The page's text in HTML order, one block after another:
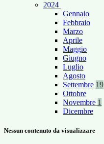
2024
Gennaio
Febbraio
Marzo
Aprile
Maggio
Giugno
Luglio
Agosto
Settembre 19
Ottobre
Novembre 1
Dicembre
Nessun contenuto da visualizzare